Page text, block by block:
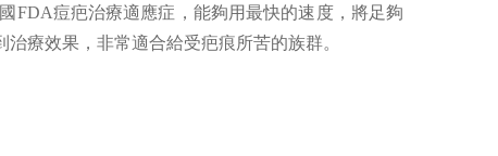
FDA痘疤治療適應症，能夠用最快的速度，將足夠
療效果，非常適合給受疤痕所苦的族群。